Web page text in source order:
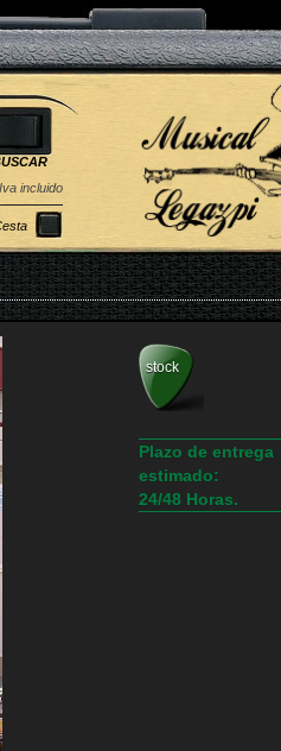
incluido
stock
Plazo de entrega
estimado:
24/48 Horas.